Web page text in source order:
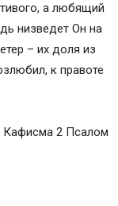
а любящий
низведет Он на
– их доля из
к правоте
Кафисма 2 Псалом